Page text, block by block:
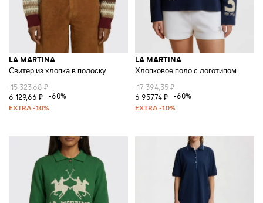
LA MARTINA
Свитер из хлопка в полоску
15 323,68 ₽
6 129,66 ₽
-60%
LA MARTINA
Хлопковое поло с логотипом
17 394,35 ₽
6 957,74 ₽
-60%